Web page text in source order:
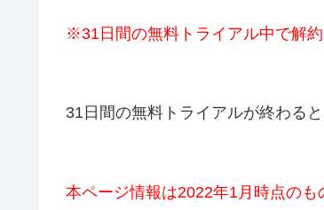
※31日間の無料トライアル中で解約
31日間の無料トライアルが終わる
本ページ情報は2022年1月時点の